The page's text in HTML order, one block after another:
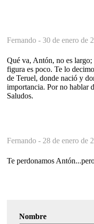
Fernando - 30 de enero de
Qué va, Antón, no es
figura es poco. Te lo
de Teruel, donde nació y
importancia. Por no hablar
Saludos.
Fernando - 28 de enero de
Te perdonamos
Nombre